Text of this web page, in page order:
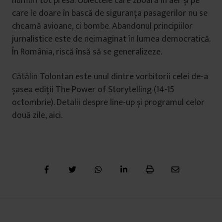
care le doare în bască de siguranța pasagerilor nu se
cheamă avioane, ci bombe. Abandonul principiilor
jurnalistice este de neimaginat în lumea democratică.
În România, riscă însă să se generalizeze.
Cătălin Tolontan este unul dintre vorbitorii celei de-a
șasea ediții The Power of Storytelling (14-15
octombrie). Detalii despre line-up și programul celor
două zile, aici.